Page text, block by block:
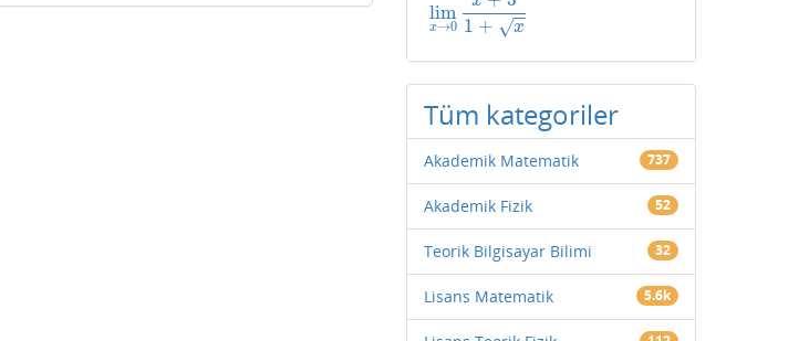
lim
x→0 1 + x
−
−
√
limx →0x+31+
Tüm kategoriler
Akademik Matematik 737
Akademik Fizik 52
Teorik Bilgisayar Bilimi 32
Lisans Matematik 5.6k